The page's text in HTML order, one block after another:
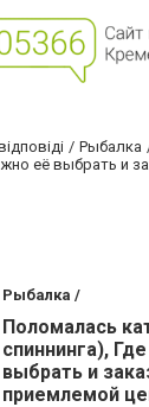
Рыбалка
её выбрать и
Рыбалка /
Поломалась
спиннинга),
выбрать и
приемлемой